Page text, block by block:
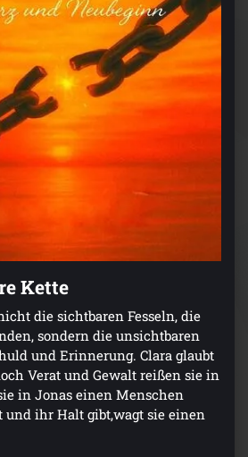
Kette
die sichtbaren Fesseln, die
sondern die unsichtbaren
und Erinnerung. Clara glaubt
Verat und Gewalt reißen sie in
in Jonas einen Menschen
ihr Halt gibt,wagt sie einen